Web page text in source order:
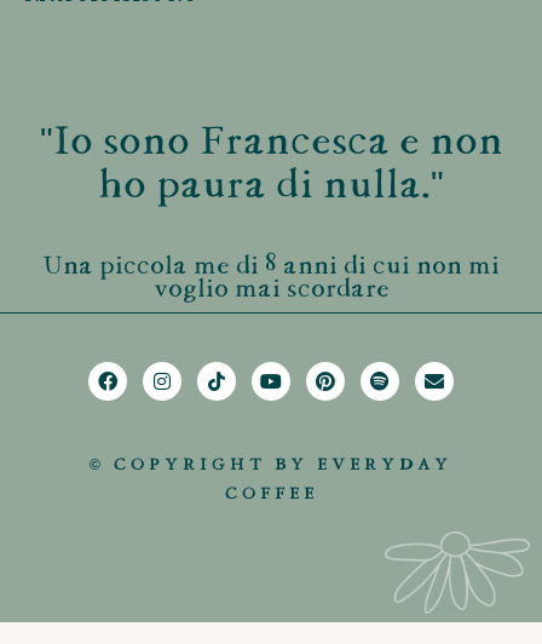
"Io sono Francesca e non
ho paura di nulla."
Una piccola me di 8 anni di cui non mi
voglio mai scordare
© COPYRIGHT BY EVERYDAY
COFFEE